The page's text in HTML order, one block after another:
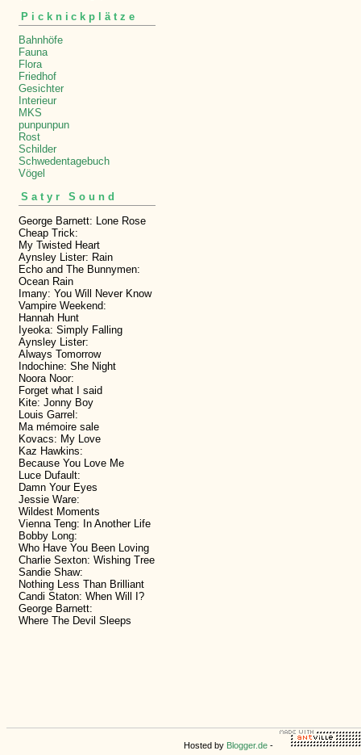
Picknickplätze
Bahnhöfe
Fauna
Flora
Friedhof
Gesichter
Interieur
MKS
punpunpun
Rost
Schilder
Schwedentagebuch
Vögel
Satyr Sound
George Barnett: Lone Rose
Cheap Trick:
My Twisted Heart
Aynsley Lister: Rain
Echo and The Bunnymen:
Ocean Rain
Imany: You Will Never Know
Vampire Weekend:
Hannah Hunt
Iyeoka: Simply Falling
Aynsley Lister:
Always Tomorrow
Indochine: She Night
Noora Noor:
Forget what I said
Kite: Jonny Boy
Louis Garrel:
Ma mémoire sale
Kovacs: My Love
Kaz Hawkins:
Because You Love Me
Luce Dufault:
Damn Your Eyes
Jessie Ware:
Wildest Moments
Vienna Teng: In Another Life
Bobby Long:
Who Have You Been Loving
Charlie Sexton: Wishing Tree
Sandie Shaw:
Nothing Less Than Brilliant
Candi Staton: When Will I?
George Barnett:
Where The Devil Sleeps
Hosted by Blogger.de-